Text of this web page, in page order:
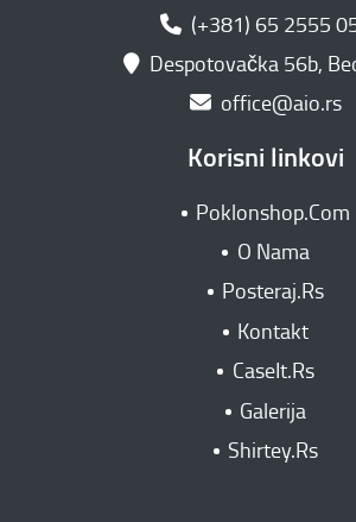
(+381) 65 2555
Despotovačka 56b,
office@aio.rs
Korisni linkovi
Poklonshop.Com
O Nama
Posteraj.Rs
Kontakt
CaseIt.Rs
Galerija
Shirtey.Rs